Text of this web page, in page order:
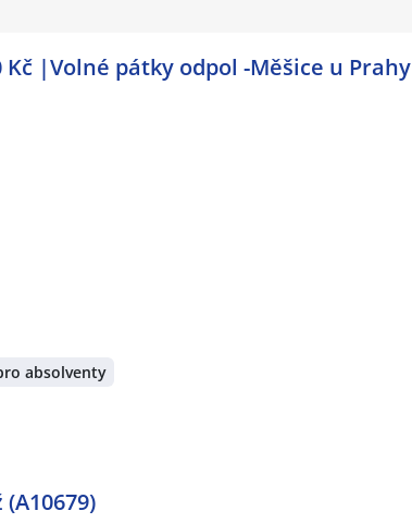
|Volné pátky odpol -Měšice u Prahy
absolventy